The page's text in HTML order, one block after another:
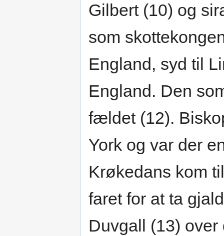
Gilbert (10) og
som
England, syd til
England. Den
fældet (12).
York og var der
Krøkedans kom
faret for at ta
Duvgall (13)